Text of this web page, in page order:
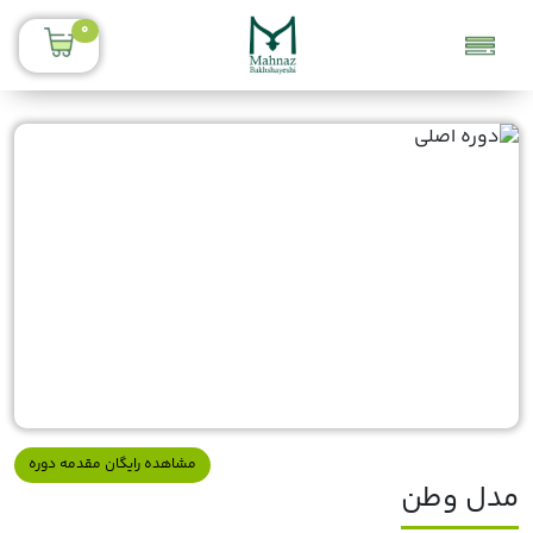
0
مشاهده رایگان مقدمه دوره
مدل وطن